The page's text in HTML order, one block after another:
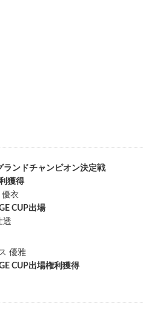
ンドチャンピオン決定戦
獲得
衣
CUP出場
透
優雅
CUP出場権利獲得